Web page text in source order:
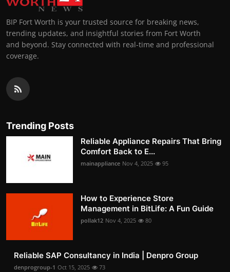
BIP Fort Worth is your trusted source for breaking news,
trending updates, and insightful stories from Fort Worth
and beyond. Stay connected with real-time and professional
coverage.
Trending Posts
Reliable Appliance Repairs That Bring
Comfort Back to E...
mainappliance Nov 4, 2025 95
How to Experience Store
Management in BitLife: A Fun Guide
pollak12 Nov 4, 2025 80
Reliable SAP Consultancy in India | Denpro Group
denprogroup-1 Oct 15, 2025 73